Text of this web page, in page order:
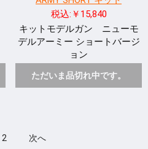
税込:￥15,840
キットモデルガン ニューモ
デルアーミー ショートバージ
ョン
ただいま品切れ中です。
2 次へ